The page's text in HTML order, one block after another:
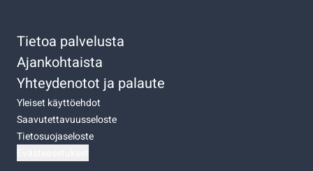
Tietoa palvelusta
Ajankohtaista
Yhteydenotot ja palaute
Yleiset käyttöehdot
Saavutettavuusseloste
Tietosuojaseloste